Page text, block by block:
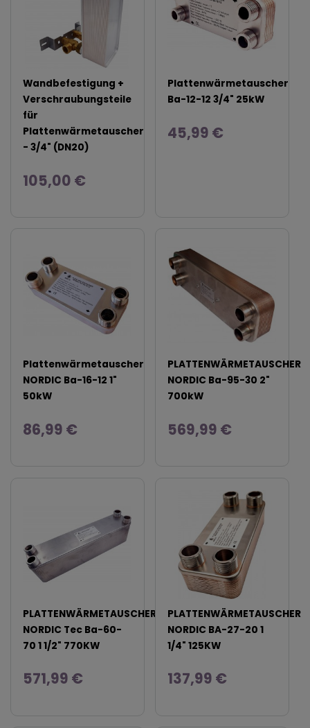
Wandbefestigung +
Verschraubungsteile
für
Plattenwärmetauscher
- 3/4" (DN20)
105,00 €
Plattenwärmetauscher
Ba-12-12 3/4" 25kW
45,99 €
Plattenwärmetauscher
NORDIC Ba-16-12 1"
50kW
86,99 €
PLATTENWÄRMETAUSCHER
NORDIC Ba-95-30 2"
700kW
569,99 €
PLATTENWÄRMETAUSCHER
NORDIC Tec Ba-60-
70 1 1/2" 770KW
571,99 €
PLATTENWÄRMETAUSCHER
NORDIC BA-27-20 1
1/4" 125KW
137,99 €